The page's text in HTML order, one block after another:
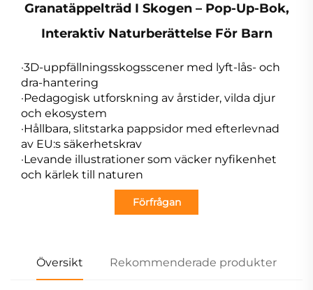
Granatäppelträd I Skogen – Pop-Up-Bok,
Interaktiv Naturberättelse För Barn
·3D-uppfällningsskogsscener med lyft-lås- och
dra-hantering
·Pedagogisk utforskning av årstider, vilda djur
och ekosystem
·Hållbara, slitstarka pappsidor med efterlevnad
av EU:s säkerhetskrav
·Levande illustrationer som väcker nyfikenhet
och kärlek till naturen
Förfrågan
Översikt Rekommenderade produkter